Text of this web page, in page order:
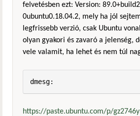
felvetésben ezt: Version:
0ubuntu0.18.04.2, mely ha jól
legfrissebb verzió, csak Ubuntu
olyan gyakori és zavaró a jelenség,
vele valamit, ha lehet és nem túl
dmesg:
https://paste.ubuntu.com/p/